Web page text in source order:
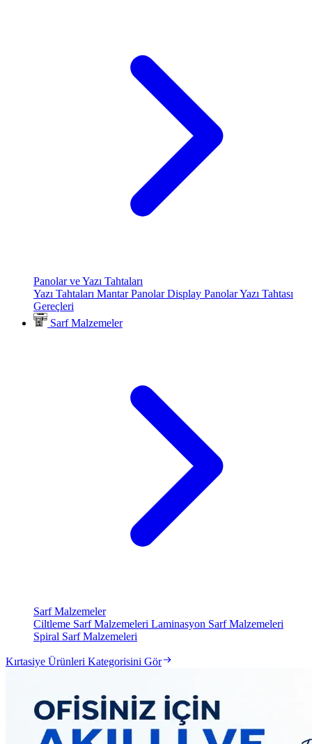
Panolar ve Yazı Tahtaları
Yazı Tahtaları Mantar PanolarDisplay PanolarYazı Tahtası
Gereçleri
Sarf Malzemeler
Sarf Malzemeler
Ciltleme Sarf Malzemeleri Laminasyon Sarf Malzemeleri
Spiral Sarf Malzemeleri
Kırtasiye Ürünleri Kategorisini Gör